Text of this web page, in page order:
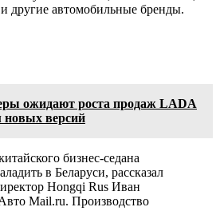
другие автомобильные бренды.
ожидают роста продаж LADA
новых версий
бизнес-седана
в Беларуси, рассказал
Hongqi Rus Иван
Mail.ru. Производство